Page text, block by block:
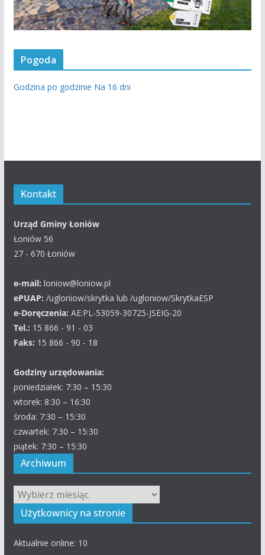
Pogoda
Godzina po godzinie Na 16 dni
Kontakt
Urząd Gminy Łoniów
Łoniów 56
27 - 670 Łoniów
e-mail: loniow@loniow.pl
ePUAP: /ugloniow/skrytka lub /ugloniow/SkrytkaESP
e-Doręczenia: AE:PL-53059-30725-JSEIG-20
Tel.: 15 866 - 91 - 03
Faks: 15 866 - 90 - 18
Godziny urzędowania:
poniedziałek: 7:30 – 15:30
wtorek: 8:30 – 16:30
środa: 7:30 – 15:30
czwartek: 7:30 – 15:30
piątek: 7:30 – 15:30
Archiwum
Archiwum
Użytkownicy na stronie
Aktualnie online: 10